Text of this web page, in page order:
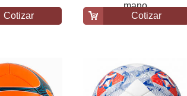
Cotizar
mano.
Cotizar